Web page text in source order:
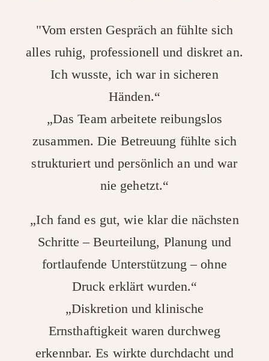
"Vom ersten Gespräch an fühlte sich
alles ruhig, professionell und diskret an.
Ich wusste, ich war in sicheren
Händen.“
„Das Team arbeitete reibungslos
zusammen. Die Betreuung fühlte sich
strukturiert und persönlich an und war
nie gehetzt.“
„Ich fand es gut, wie klar die nächsten
Schritte – Beurteilung, Planung und
fortlaufende Unterstützung – ohne
Druck erklärt wurden.“
„Diskretion und klinische
Ernsthaftigkeit waren durchweg
erkennbar. Es wirkte durchdacht und